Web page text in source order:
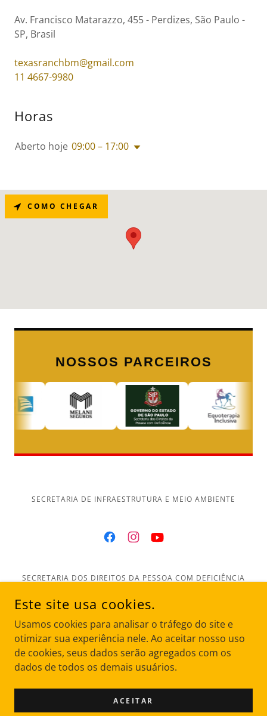
Av. Francisco Matarazzo, 455 - Perdizes, São Paulo -
SP, Brasil
texasranchbm@gmail.com
11 4667-9980
Horas
Aberto hoje 09:00 – 17:00
COMO CHEGAR
SECRETARIA DE INFRAESTRUTURA E MEIO AMBIENTE
SECRETARIA DOS DIREITOS DA PESSOA COM DEFICIÊNCIA
Página inicial
Sobre
Parceiros
Nossa Equipe
Transparência
Este site usa cookies.
Usamos cookies para analisar o tráfego do site e
otimizar sua experiência nele. Ao aceitar nosso uso
de cookies, seus dados serão agregados com os
dados de todos os demais usuários.
ACEITAR